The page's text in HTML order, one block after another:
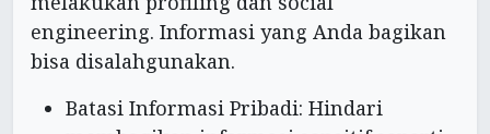
engineering. Informasi yang Anda bagikan
bisa disalahgunakan.
Batasi Informasi Pribadi: Hindari